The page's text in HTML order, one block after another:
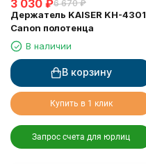
3 030 ₽6 670 ₽
Держатель KAISER KH-4301
Canon полотенца
В наличии
В корзину
Купить в 1 клик
Запрос счета для юрлиц